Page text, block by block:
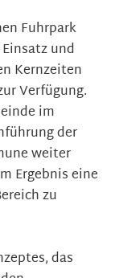
Fuhrpark
und
Kernzeiten
Verfügung.
im
der
weiter
Ergebnis eine
zu
das